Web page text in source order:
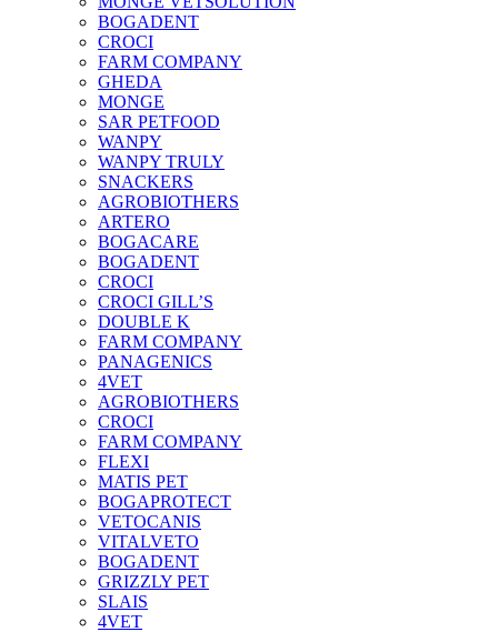
BOGADENT
CROCI
FARM COMPANY
GHEDA
MONGE
SAR PETFOOD
WANPY
WANPY TRULY
SNACKERS
AGROBIOTHERS
ARTERO
BOGACARE
BOGADENT
CROCI
CROCI GILL’S
DOUBLE K
FARM COMPANY
PANAGENICS
4VET
AGROBIOTHERS
CROCI
FARM COMPANY
FLEXI
MATIS PET
BOGAPROTECT
VETOCANIS
VITALVETO
BOGADENT
GRIZZLY PET
SLAIS
4VET